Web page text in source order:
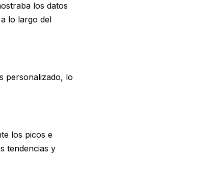
los datos
lo largo del
personalizado, lo
los picos e
tendencias y